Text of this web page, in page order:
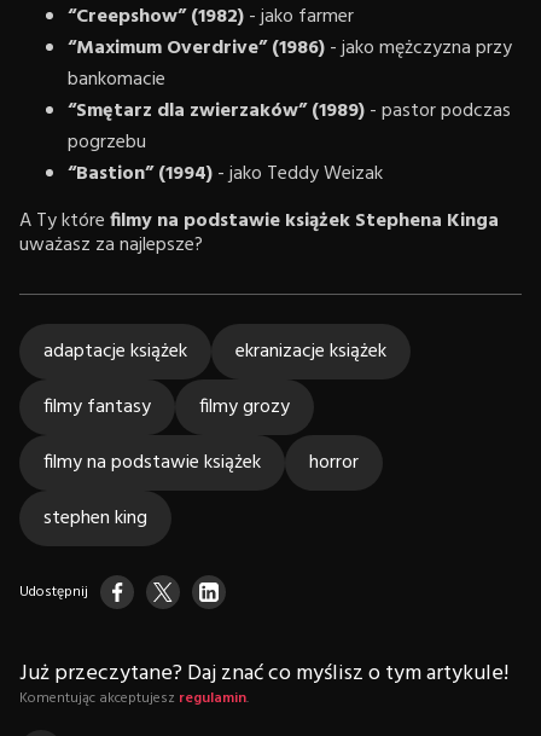
“Creepshow” (1982)- jako farmer
“Maximum Overdrive” (1986)- jako mężczyzna przy
bankomacie
“Smętarz dla zwierzaków” (1989)- pastor podczas
pogrzebu
“Bastion” (1994)- jako Teddy Weizak
A Ty którefilmy na podstawie książek Stephena Kinga
uważasz za najlepsze?
adaptacje książek
ekranizacje książek
filmy fantasy
filmy grozy
filmy na podstawie książek
horror
stephen king
Udostępnij
Już przeczytane? Daj znać co myślisz o tym artykule!
Komentując akceptujesz regulamin.